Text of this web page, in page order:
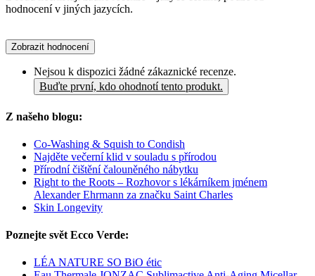
hodnocení v jiných jazycích.
Zobrazit hodnocení
Nejsou k dispozici žádné zákaznické recenze.
Buďte první, kdo ohodnotí tento produkt.
Z našeho blogu:
Co-Washing & Squish to Condish
Najděte večerní klid v souladu s přírodou
Přírodní čištění čalouněného nábytku
Right to the Roots – Rozhovor s lékárníkem jménem
Alexander Ehrmann za značku Saint Charles
Skin Longevity
Poznejte svět Ecco Verde:
LÉA NATURE SO BiO étic